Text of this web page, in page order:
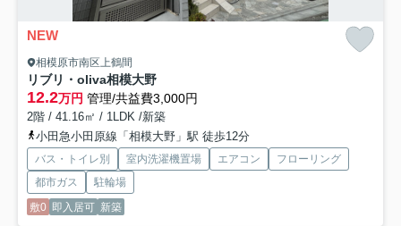
NEW
相模原市南区上鶴間
リブリ・oliva相模大野
12.2万円 管理/共益費3,000円
2階 / 41.16㎡ / 1LDK /新築
小田急小田原線「相模大野」駅 徒歩12分
バス・トイレ別 室内洗濯機置場 エアコン
フローリング
都市ガス
駐輪場
敷0 即入居可 新築